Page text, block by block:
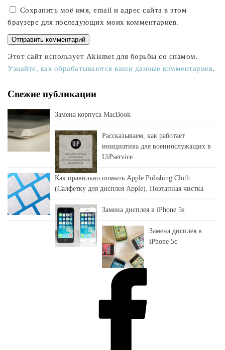
Сохранить моё имя, email и адрес сайта в этом
браузере для последующих моих комментариев.
Этот сайт использует Akismet для борьбы со спамом.
Узнайте, как обрабатываются ваши данные комментариев.
Свежие публикации
Замена корпуса MacBook
Рассказываем, как работает
инициатива для военнослужащих в
UiPservice
Как правильно помыть Apple Polishing Cloth
(Салфетку для дисплея Apple). Поэтапная чистка
Замена дисплея в iPhone 5s
Замена дисплея в
iPhone 5c